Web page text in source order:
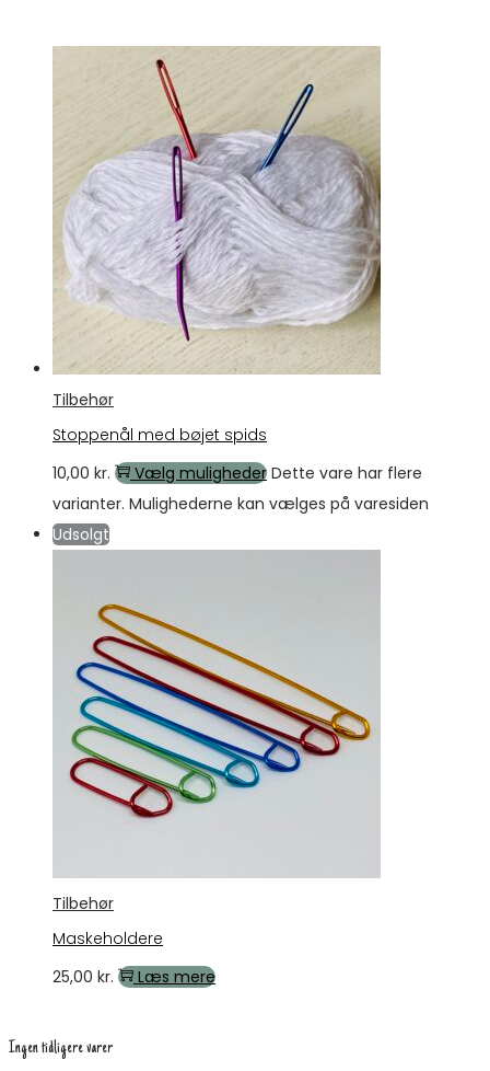
Tilbehør
Stoppenål med bøjet spids
10,00 kr. Vælg muligheder Dette vare har flere
varianter. Mulighederne kan vælges på varesiden
Udsolgt
Tilbehør
Maskeholdere
25,00 kr. Læs mere
Ingen tidligere varer